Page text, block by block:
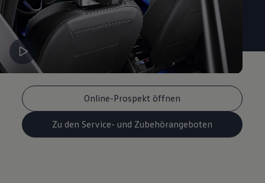
Online-Prospekt öffnen
Zu den Service- und Zubehörangeboten